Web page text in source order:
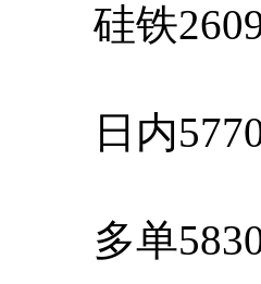
硅铁
日内5770-
多单5830-